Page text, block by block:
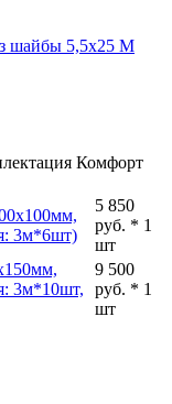
шайбы 5,5x25 М
Комфорт
3м*6шт)
5 850
руб. * 1
шт
3м*10шт,
9 500
руб. * 1
шт